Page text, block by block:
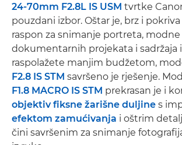
24-70mm F2.8L IS USM tvrtke
pouzdani izbor. Oštar je, brz i
raspon za snimanje portreta,
dokumentarnih projekata i sadržaja
raspolažete manjim budžetom,
F2.8 IS STM savršeno je rješenje.
F1.8 MACRO IS STM prekrasan je i
objektiv fiksne žarišne duljine s
efektom zamućivanja i oštrim
čini savršenim za snimanje